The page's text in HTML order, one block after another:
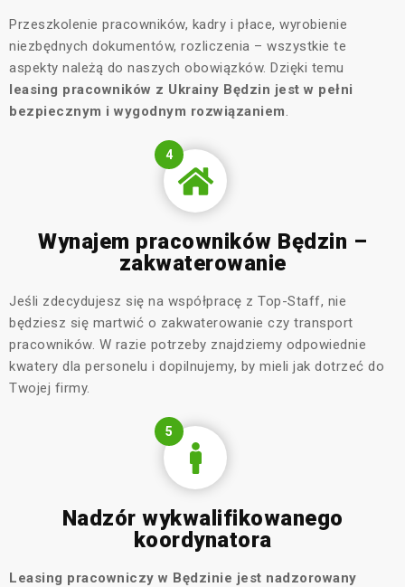
Przeszkolenie pracowników, kadry i płace, wyrobienie
niezbędnych dokumentów, rozliczenia – wszystkie te
aspekty należą do naszych obowiązków. Dzięki temu
leasing pracowników z Ukrainy Będzin jest w pełni
bezpiecznym i wygodnym rozwiązaniem.
4
Wynajem pracowników Będzin –
zakwaterowanie
Jeśli zdecydujesz się na współpracę z Top-Staff, nie
będziesz się martwić o zakwaterowanie czy transport
pracowników. W razie potrzeby znajdziemy odpowiednie
kwatery dla personelu i dopilnujemy, by mieli jak dotrzeć do
Twojej firmy.
5
Nadzór wykwalifikowanego
koordynatora
Leasing pracowniczy w Będzinie jest nadzorowany